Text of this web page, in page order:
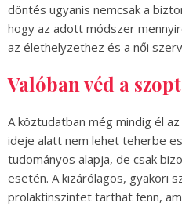
döntés ugyanis nemcsak a
hogy az adott módszer
az élethelyzethez és a női
Valóban véd a
A köztudatban még mindig él
ideje alatt nem lehet teherbe
tudományos alapja, de csak
esetén. A kizárólagos, gyakori
prolaktinszintet tarthat fenn,